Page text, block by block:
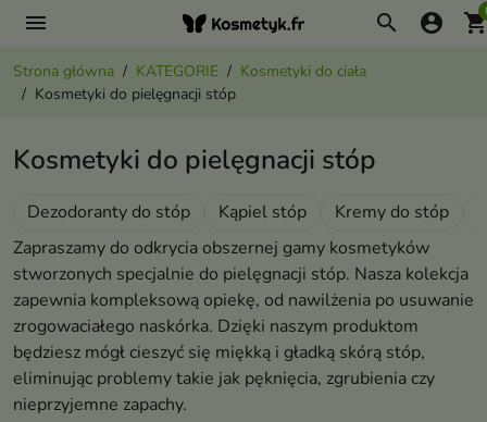
menu search account_circle
Strona główna KATEGORIE
Kosmetyki do ciała
Kosmetyki do pielęgnacji stóp
Kosmetyki do pielęgnacji stóp
Dezodoranty do stóp Kąpiel stóp Kremy do stóp
Zapraszamy do odkrycia obszernej gamy kosmetyków
stworzonych specjalnie do pielęgnacji stóp. Nasza kolekcja
zapewnia kompleksową opiekę, od nawilżenia po usuwanie
zrogowaciałego naskórka. Dzięki naszym produktom
będziesz mógł cieszyć się miękką i gładką skórą stóp,
eliminując problemy takie jak pęknięcia, zgrubienia czy
nieprzyjemne zapachy.